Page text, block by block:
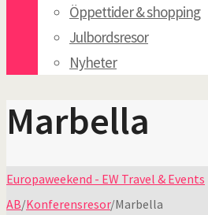
Öppettider & shopping
Julbordsresor
Nyheter
Marbella
Europaweekend - EW Travel & Events
AB/Konferensresor/Marbella